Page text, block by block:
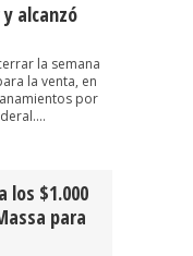
alcanzó
la semana
la venta, en
por
los $1.000
para